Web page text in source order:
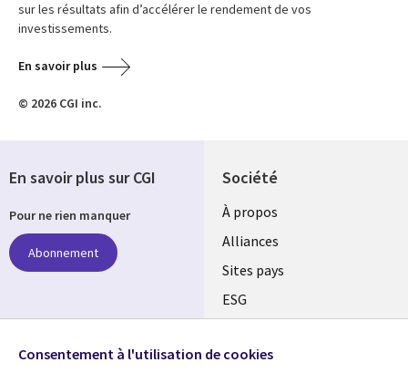
sur les résultats afin d’accélérer le rendement de vos
investissements.
En savoir plus
© 2026 CGI inc.
Société
À propos
Alliances
Sites pays
ESG
Fusions
En savoir plus sur CGI
Pour ne rien manquer
Abonnement
Suivez-nous
Consentement à l'utilisation de cookies